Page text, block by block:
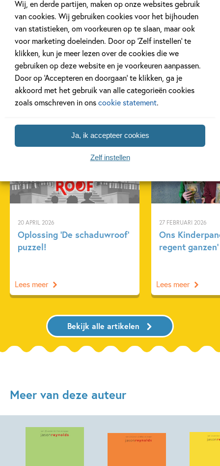
Wij, en derde partijen, maken op onze websites gebruik
van cookies. Wij gebruiken cookies voor het bijhouden
van statistieken, om voorkeuren op te slaan, maar ook
voor marketing doeleinden. Door op ‘Zelf instellen’ te
klikken, kun je meer lezen over de cookies die we
gebruiken op deze website en je voorkeuren aanpassen.
Door op ‘Accepteren en doorgaan’ te klikken, ga je
akkoord met het gebruik van alle categorieën cookies
zoals omschreven in onscookie statement.
Ja, ik accepteer cookies
Zelf instellen
Gerelateerde artikelen
20 APRIL 2026
Oplossing ‘De schaduwroof’
puzzel!
Lees meer
27 FEBRUARI 2026
Ons
regent ganzen’
Lees meer
Bekijk alle artikelen
Meer van deze auteur